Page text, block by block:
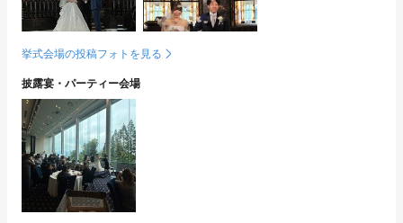
挙式会場の投稿フォトを見る
披露宴・パーティー会場